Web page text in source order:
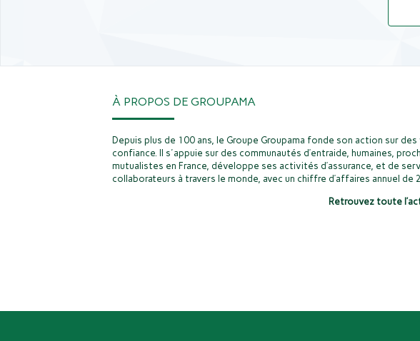
À PROPOS DE GROUPAMA
Depuis plus de 100 ans, le Groupe Groupama fonde son action sur
confiance. Il s'appuie sur des communautés d’entraide, humaines,
mutualistes en France, développe ses activités d’assurance, et de
collaborateurs à travers le monde, avec un chiffre d’affaires annuel de
Retrouvez toute